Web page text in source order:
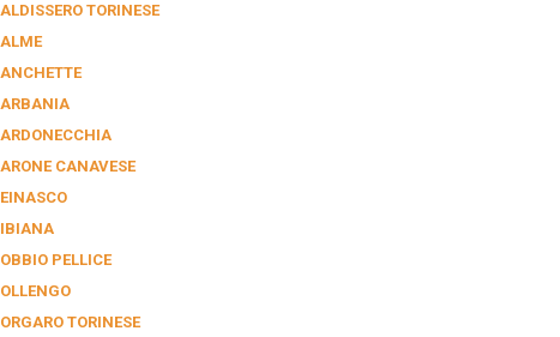
TORINESE
CANAVESE
PELLICE
TORINESE